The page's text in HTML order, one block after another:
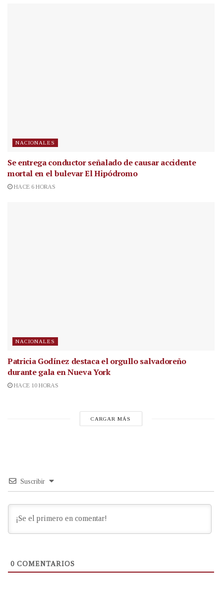
NACIONALES
Se entrega conductor señalado de causar accidente
mortal en el bulevar El Hipódromo
HACE 6 HORAS
NACIONALES
Patricia Godínez destaca el orgullo salvadoreño
durante gala en Nueva York
HACE 10 HORAS
CARGAR MÁS
Suscribir
0 COMENTARIOS